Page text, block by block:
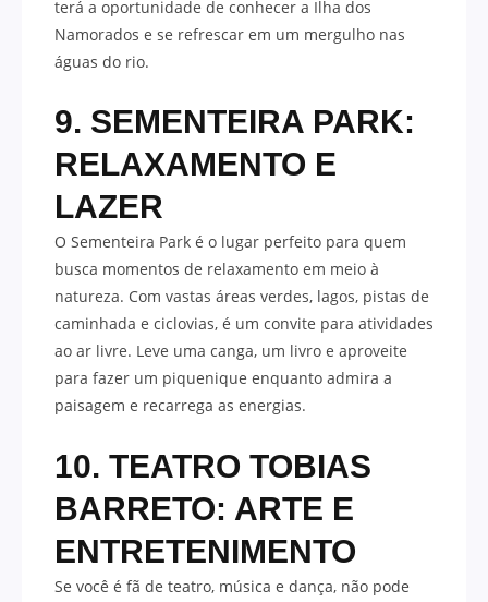
terá a oportunidade de conhecer a Ilha dos
Namorados e se refrescar em um mergulho nas
águas do rio.
9. SEMENTEIRA PARK:
RELAXAMENTO E
LAZER
O Sementeira Park é o lugar perfeito para quem
busca momentos de relaxamento em meio à
natureza. Com vastas áreas verdes, lagos, pistas de
caminhada e ciclovias, é um convite para atividades
ao ar livre. Leve uma canga, um livro e aproveite
para fazer um piquenique enquanto admira a
paisagem e recarrega as energias.
10. TEATRO TOBIAS
BARRETO: ARTE E
ENTRETENIMENTO
Se você é fã de teatro, música e dança, não pode